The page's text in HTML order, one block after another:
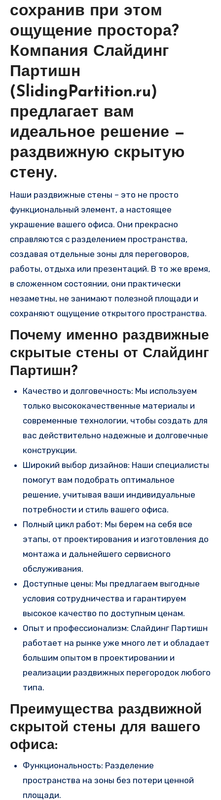
сохранив при этом
ощущение простора?
Компания Слайдинг
Партишн
(SlidingPartition.ru)
предлагает вам
идеальное решение —
раздвижную скрытую
стену.
Наши раздвижные стены – это не просто
функциональный элемент, а настоящее
украшение вашего офиса. Они прекрасно
справляются с разделением пространства,
создавая отдельные зоны для переговоров,
работы, отдыха или презентаций. В то же время,
в сложенном состоянии, они практически
незаметны, не занимают полезной площади и
сохраняют ощущение открытого пространства.
Почему именно раздвижные
скрытые стены от Слайдинг
Партишн?
Качество и долговечность: Мы используем
только высококачественные материалы и
современные технологии, чтобы создать для
вас действительно надежные и долговечные
конструкции.
Широкий выбор дизайнов: Наши специалисты
помогут вам подобрать оптимальное
решение, учитывая ваши индивидуальные
потребности и стиль вашего офиса.
Полный цикл работ: Мы берем на себя все
этапы, от проектирования и изготовления до
монтажа и дальнейшего сервисного
обслуживания.
Доступные цены: Мы предлагаем выгодные
условия сотрудничества и гарантируем
высокое качество по доступным ценам.
Опыт и профессионализм: Слайдинг Партишн
работает на рынке уже много лет и обладает
большим опытом в проектировании и
реализации раздвижных перегородок любого
типа.
Преимущества раздвижной
скрытой стены для вашего
офиса:
Функциональность: Разделение
пространства на зоны без потери ценной
площади.